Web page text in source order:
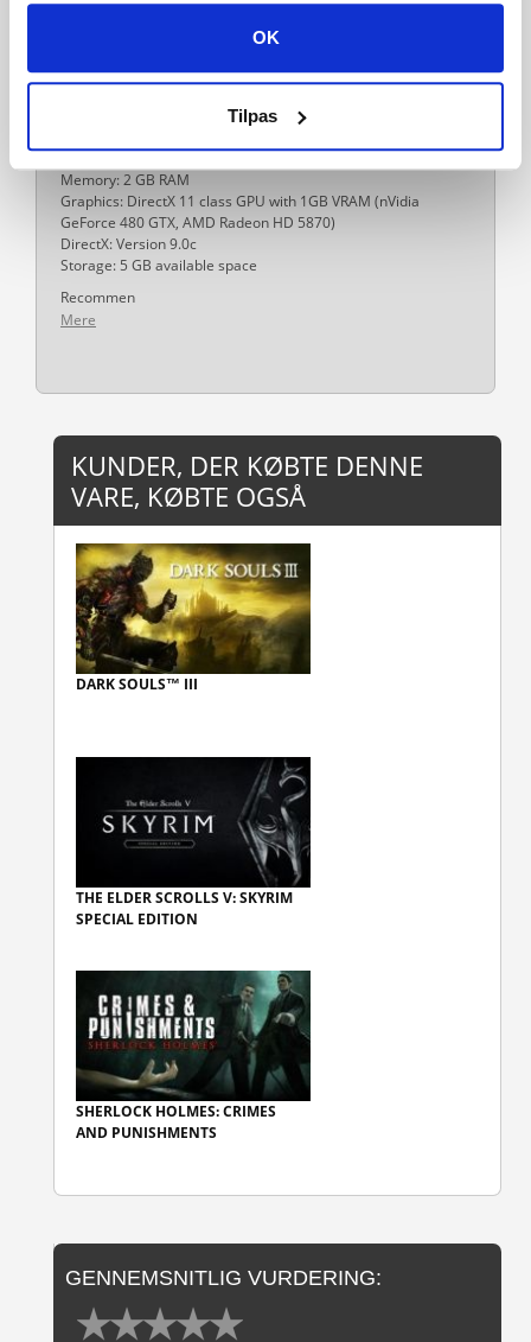
OK
Tilpas
installation.
Processor: Dual-core 2.0 GHz
Memory: 2 GB RAM
Graphics: DirectX 11 class GPU with 1GB VRAM (nVidia
GeForce 480 GTX, AMD Radeon HD 5870)
DirectX: Version 9.0c
Storage: 5 GB available space
Recommen
Mere
KUNDER, DER KØBTE DENNE
VARE, KØBTE OGSÅ
DARK SOULS™ III
THE ELDER SCROLLS V: SKYRIM
SPECIAL EDITION
SHERLOCK HOLMES: CRIMES
AND PUNISHMENTS
GENNEMSNITLIG VURDERING: